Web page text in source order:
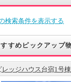
検索条件を表示する
すめピックアップ
レッジハウス台宿1号